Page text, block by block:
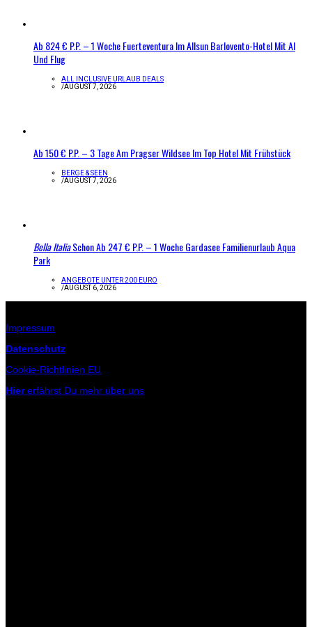
Ab 824 € P.P. – 1 Woche Fuerteventura Im Allsun Barlovento-Hotel Mit AI
Und Flug
ALL INCLUSIVE URLAUB DEALS
/AUGUST 7, 2026
Ab 150 € P.P. – 3 Tage Am Pragser Wildsee Im Top Hotel Mit Frühstück
BERGE & SEEN
/AUGUST 7, 2026
Bella ItaliaSchon Ab 247 € P.P. – 1 Woche Gardasee Familienurlaub Aqua
Park
ANGEBOTE UNTER 200 EURO
/AUGUST 6, 2026
Impressum
Datenschutz
Cookie-Richtlinien EU
Hiererfährst Du mehr über uns